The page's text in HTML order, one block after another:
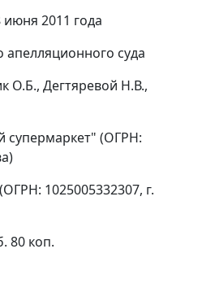
июня 2011 года
суда
О.Б., Дегтяревой Н.В.,
супермаркет" (ОГРН:
1025005332307, г.
80 коп.